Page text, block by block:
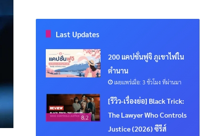
Last Updates
200 แคปชั่นฟูจิ ภูเขาไฟใน
ตำนาน
เผยแพร่เมื่อ: 3 ชั่วโมง ที่ผ่านมา
8.2
[รีวิว-เรื่องย่อ] Black Trick:
The Lawyer Who Controls
Justice (2026) ซีรีส์